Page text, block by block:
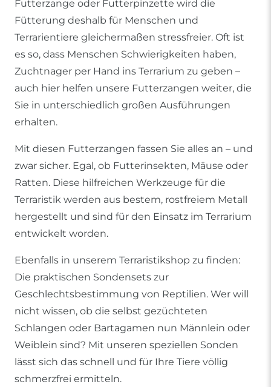
Futterzange oder Futterpinzette wird die
Fütterung deshalb für Menschen und
Terrarientiere gleichermaßen stressfreier. Oft ist
es so, dass Menschen Schwierigkeiten haben,
Zuchtnager per Hand ins Terrarium zu geben –
auch hier helfen unsere Futterzangen weiter, die
Sie in unterschiedlich großen Ausführungen
erhalten.
Mit diesen Futterzangen fassen Sie alles an – und
zwar sicher. Egal, ob Futterinsekten, Mäuse oder
Ratten. Diese hilfreichen Werkzeuge für die
Terraristik werden aus bestem, rostfreiem Metall
hergestellt und sind für den Einsatz im Terrarium
entwickelt worden.
Ebenfalls in unserem Terraristikshop zu finden:
Die praktischen Sondensets zur
Geschlechtsbestimmung von Reptilien. Wer will
nicht wissen, ob die selbst gezüchteten
Schlangen oder Bartagamen nun Männlein oder
Weiblein sind? Mit unseren speziellen Sonden
lässt sich das schnell und für Ihre Tiere völlig
schmerzfrei ermitteln.